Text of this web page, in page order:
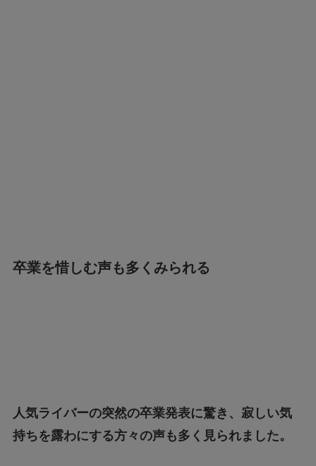
卒業を惜しむ声も多くみられる
人気ライバーの突然の卒業発表に驚き、寂しい気
持ちを露わにする方々の声も多く見られました。